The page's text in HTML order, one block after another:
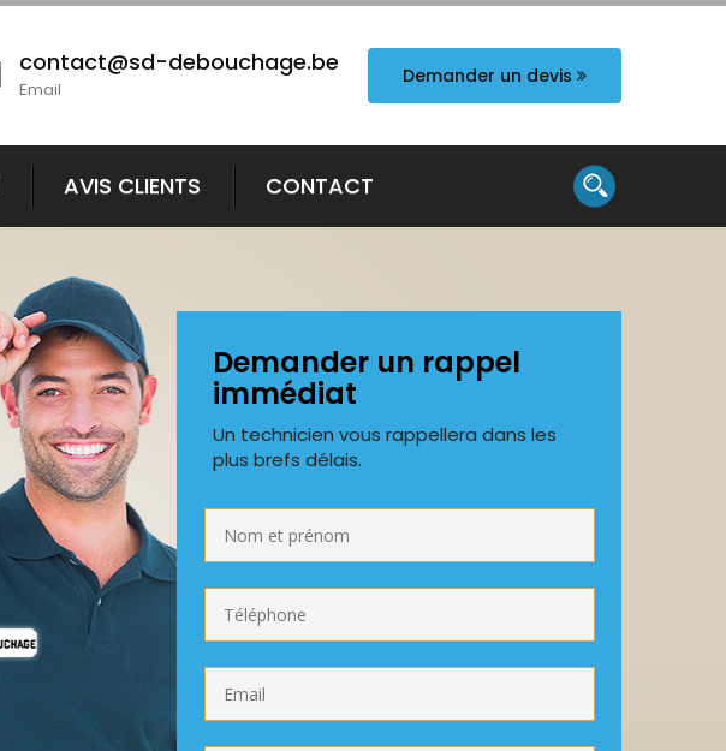
contact@sd-debouchage.be
Email
Demander un devis
AVIS CLIENTS CONTACT
Demander un rappel
immédiat
Un technicien vous rappellera dans les
plus brefs délais.